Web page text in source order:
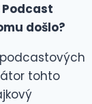
došlo?
tohto